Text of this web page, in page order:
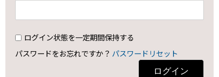
ログイン状態を一定期間保持する
パスワードをお忘れですか？ パスワードリセット
ログイン